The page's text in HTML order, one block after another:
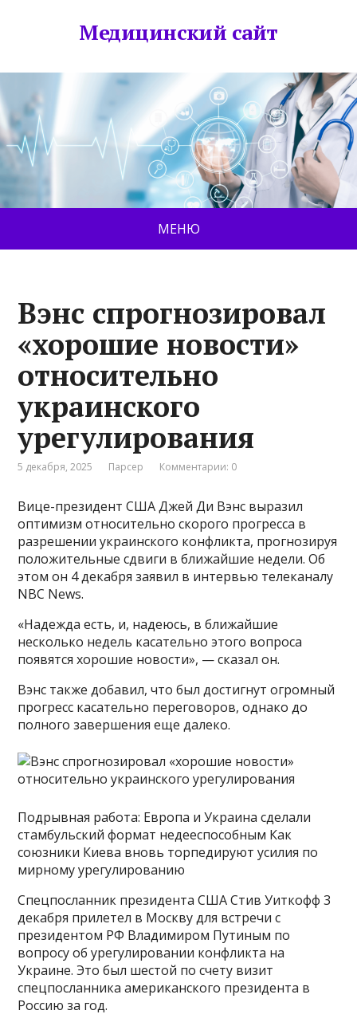
Медицинский сайт
МЕНЮ
Вэнс спрогнозировал
«хорошие новости»
относительно
украинского
урегулирования
5 декабря, 2025 Парсер Комментарии: 0
Вице-президент США Джей Ди Вэнс выразил
оптимизм относительно скорого прогресса в
разрешении украинского конфликта, прогнозируя
положительные сдвиги в ближайшие недели. Об
этом он 4 декабря заявил в интервью телеканалу
NBC News.
«Надежда есть, и, надеюсь, в ближайшие
несколько недель касательно этого вопроса
появятся хорошие новости», — сказал он.
Вэнс также добавил, что был достигнут огромный
прогресс касательно переговоров, однако до
полного завершения еще далеко.
Подрывная работа: Европа и Украина сделали
стамбульский формат недееспособным Как
союзники Киева вновь торпедируют усилия по
мирному урегулированию
Спецпосланник президента США Стив Уиткофф 3
декабря прилетел в Москву для встречи с
президентом РФ Владимиром Путиным по
вопросу об урегулировании конфликта на
Украине. Это был шестой по счету визит
спецпосланника американского президента в
Россию за год.